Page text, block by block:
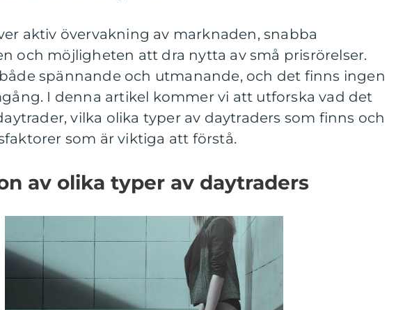
aktiv övervakning av marknaden, snabba
och möjligheten att dra nytta av små prisrörelser.
spännande och utmanande, och det finns ingen
I denna artikel kommer vi att utforska vad det
vilka olika typer av daytraders som finns och
som är viktiga att förstå.
av olika typer av daytraders